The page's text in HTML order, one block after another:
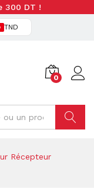
300 DT !
TND
0
Récepteur